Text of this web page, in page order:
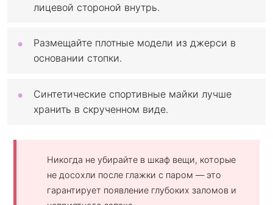
лицевой стороной внутрь.
Размещайте плотные модели из джерси в
основании стопки.
Синтетические спортивные майки лучше
хранить в скрученном виде.
Никогда не убирайте в шкаф вещи, которые
не досохли после глажки с паром — это
гарантирует появление глубоких заломов и